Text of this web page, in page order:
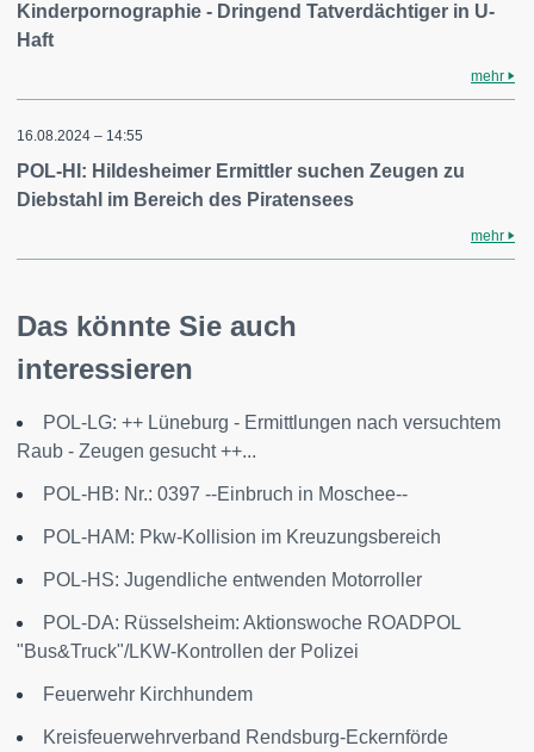
Kinderpornographie - Dringend Tatverdächtiger in U-
Haft
mehr
16.08.2024 – 14:55
POL-HI: Hildesheimer Ermittler suchen Zeugen zu
Diebstahl im Bereich des Piratensees
mehr
Das könnte Sie auch
interessieren
POL-LG: ++ Lüneburg - Ermittlungen nach versuchtem
Raub - Zeugen gesucht ++...
POL-HB: Nr.: 0397 --Einbruch in Moschee--
POL-HAM: Pkw-Kollision im Kreuzungsbereich
POL-HS: Jugendliche entwenden Motorroller
POL-DA: Rüsselsheim: Aktionswoche ROADPOL
"Bus&Truck"/LKW-Kontrollen der Polizei
Feuerwehr Kirchhundem
Kreisfeuerwehrverband Rendsburg-Eckernförde